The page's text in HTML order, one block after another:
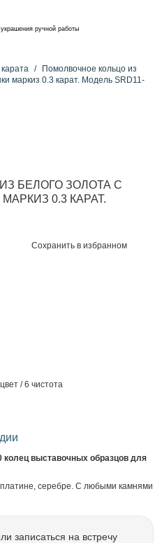
украшения ручной работы
Помолвочное кольцо из
маркиз 0.3 карат. Модель SRD11-
БЕЛОГО ЗОЛОТА С
0.3 КАРАТ.
Сохранить в избранном
/ 6 чистота
колец выставочных образцов для
серебре. С любыми камнями
записаться на встречу